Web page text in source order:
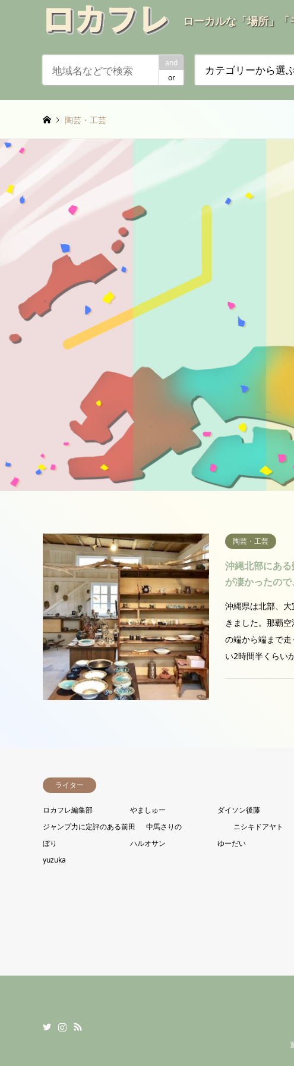
ローカルな「場所」
and
or
カテゴリーから選
陶芸・工芸
陶芸・工芸
沖縄北部にある
が凄かったの
沖縄県は北部、
きました。那覇
の端から端まで
い2時間半くらい
ライター
ロカフレ編集部 やましゅー
ダイソン後藤
ジャンプ力に定評のある前田
中馬さりの
ニシキドアヤト
ぼり
ハルオサン ゆーだい
yuzuka